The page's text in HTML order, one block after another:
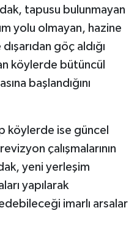
tapusu bulunmayan
yolu olmayan, hazine
göç aldığı
köylerde bütüncül
başlandığını
köylerde ise güncel
çalışmalarının
yeni yerleşim
yapılarak
imarlı arsalar